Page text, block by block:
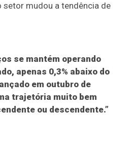
setor mudou a tendência de
se mantém operando
apenas 0,3% abaixo do
em outubro de
trajetória muito bem
ou descendente.”